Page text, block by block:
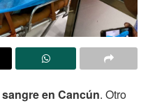
sangre en Cancún. Otro